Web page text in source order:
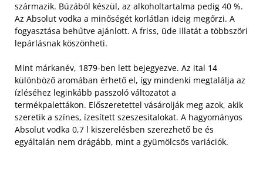
származik. Búzából készül, az alkoholtartalma pedig 40 %.
Az Absolut vodka a minőségét korlátlan ideig megőrzi. A
fogyasztása behűtve ajánlott. A friss, üde illatát a többszöri
lepárlásnak köszönheti.
Mint márkanév, 1879-ben lett bejegyezve. Az ital 14
különböző aromában érhető el, így mindenki megtalálja az
ízléséhez leginkább passzoló változatot a
termékpalettákon. Előszeretettel vásárolják meg azok, akik
szeretik a színes, ízesített szeszesitalokat. A hagyományos
Absolut vodka 0,7 l kiszerelésben szerezhető be és
egyáltalán nem drágább, mint a gyümölcsös variációk.